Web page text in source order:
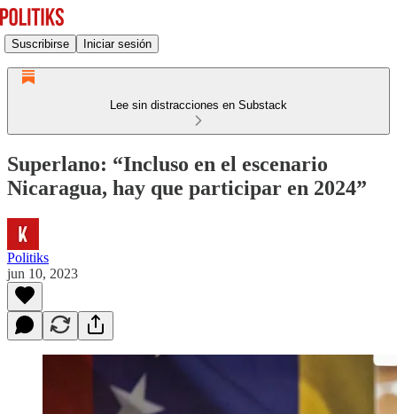
Suscribirse Iniciar sesión
Lee sin distracciones en Substack
Superlano: “Incluso en el escenario
Nicaragua, hay que participar en 2024”
Politiks
jun 10, 2023